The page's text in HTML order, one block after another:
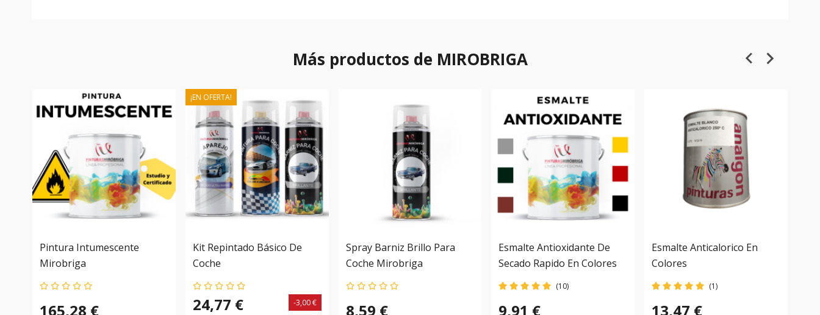
Más productos de MIROBRIGA
Pintura Intumescente
Mirobriga
165,28 €
Kit Repintado Básico De
Coche
24,77 € -3,00 €
¡EN OFERTA!
Spray Barniz Brillo Para
Coche Mirobriga
8,59 €
Esmalte Antioxidante De
Secado Rapido En Colores
(10)
9,91 €
Esmalte Anticalorico En
Colores
(1)
13,47 €